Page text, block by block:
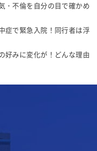
・不倫を自分の目で確かめ
症で緊急入院！同行者は浮
好みに変化が！どんな理由